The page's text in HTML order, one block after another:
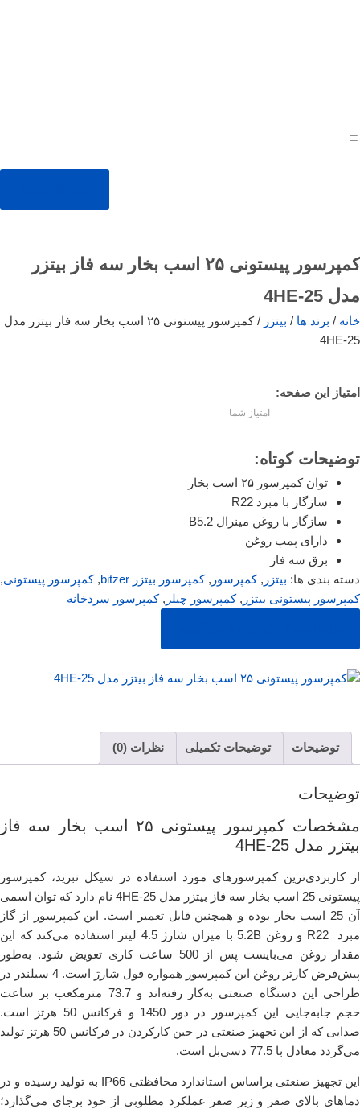
کمپرسور پیستونی ۲۵ اسب بخار سه فاز بیتزر
مدل 4HE-25
خانه / برند ها / بیتزر
/ کمپرسور پیستونی ۲۵ اسب بخار سه فاز بیتزر مدل
4HE-25
امتیاز این صفحه:
امتیاز شما
توضیحات کوتاه:
توان کمپرسور ۲۵ اسب بخار
سازگار با مبرد R22
سازگار با روغن مینرال B5.2
دارای پمپ روغن
برق سه فاز
دسته بندی ها: بیتزر ,کمپرسور ,کمپرسور بیتزر bitzer ,کمپرسور پیستونی,
کمپرسور پیستونی بیتزر ,کمپرسور چیلر ,‌کمپرسور سردخانه
توضیحات توضیحات تکمیلی نظرات (0)
توضیحات
مشخصات کمپرسور پیستونی ۲۵ اسب بخار سه فاز
بیتزر مدل 4HE-25
از کاربردی‌ترین کمپرسورهای مورد استفاده در سیکل تبرید، کمپرسور
پیستونی 25 اسب بخار سه فاز بیتزر مدل 4HE-25 نام دارد که توان اسمی
آن 25 اسب بخار بوده و همچنین قابل تعمیر است. این کمپرسور از گاز
مبرد R22 و روغن 5.2B با میزان شارژ 4.5 لیتر استفاده می‌کند که این
مقدار روغن می‌بایست پس از 500 ساعت کاری تعویض شود. به‌طور
پیش‌فرض کارتر روغن این کمپرسور همواره فول شارژ است. 4 سیلندر در
طراحی این دستگاه صنعتی به‌کار رفته‌اند و 73.7 مترمکعب بر ساعت
حجم جابه‌جایی این کمپرسور در دور 1450 و فرکانس 50 هرتز است.
صدایی که از این تجهیز صنعتی در حین کارکردن در فرکانس 50 هرتز تولید
می‌گردد معادل با 77.5 دسی‌بل است.
این تجهیز صنعتی براساس استاندارد محافظتی IP66 به‌ تولید رسیده و در
دماهای بالای صفر و زیر صفر عملکرد مطلوبی از خود برجای می‌گذارد؛